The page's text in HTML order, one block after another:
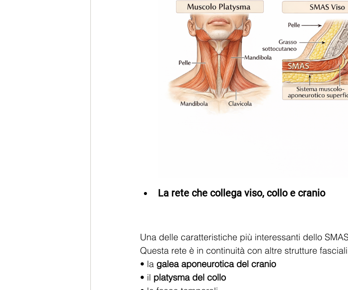
La rete che collega viso, collo e cranio
Una delle caratteristiche più interessanti dello
Questa rete è in continuità con altre strutture
• la galea aponeurotica del cranio
• il platysma del collo